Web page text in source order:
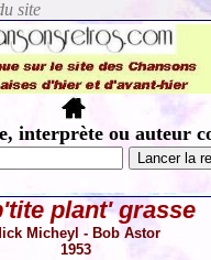
interprète ou auteur
plant' grasse
Micheyl - Bob Astor
1953